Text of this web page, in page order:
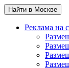
Найти в Москве
Реклама на